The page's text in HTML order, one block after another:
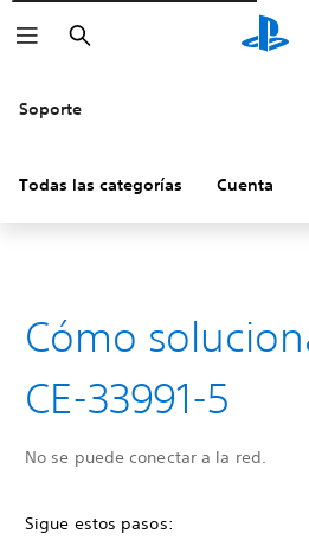
Buscar
Soporte
Todas las categorías Cuenta
Cómo
CE-33991-5
No se puede conectar a la red.
Sigue estos pasos: